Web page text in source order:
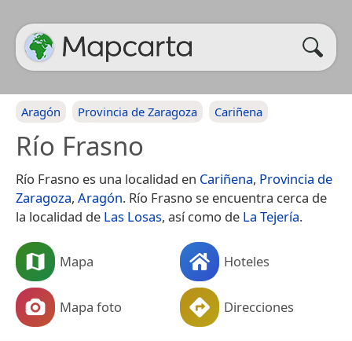
Aragón Provincia de Zaragoza Cariñena
Río Frasno
Río Frasno es una localidad en Cariñena, Provincia de
Zaragoza, Aragón. Río Frasno se encuentra cerca de
la localidad de Las Losas, así como de La Tejería.
Mapa Hoteles
Mapa foto Direcciones